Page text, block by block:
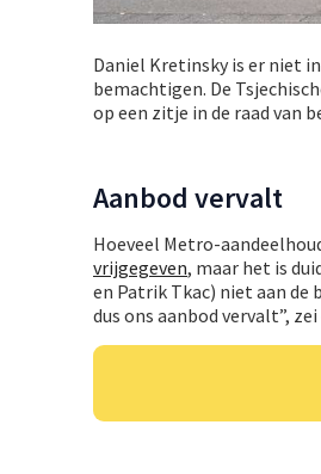
Daniel Kretinsky is er niet
bemachtigen. De
op een zitje in de raad van
Aanbod vervalt
Hoeveel Metro-
vrijgegeven, maar het is
en Patrik Tkac) niet aan de
dus ons aanbod vervalt”,